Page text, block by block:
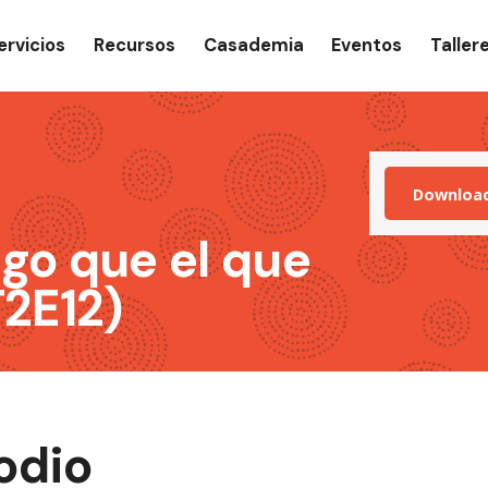
Recursos Casademia Eventos
que el que